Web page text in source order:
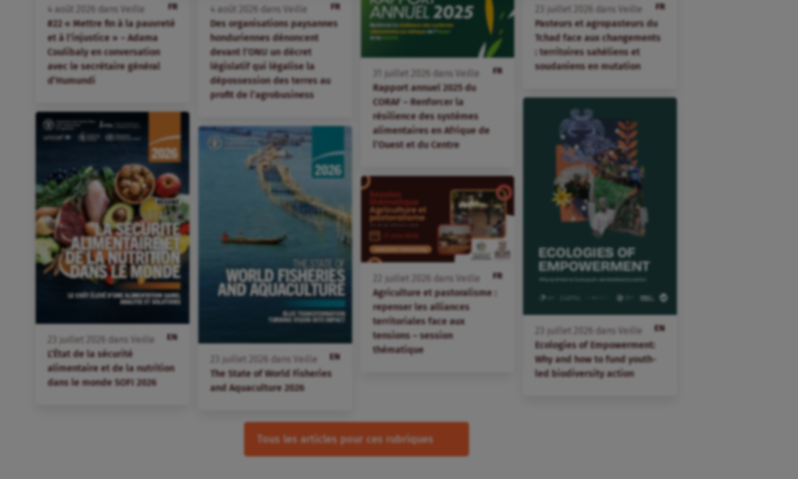
FR
4 août dans
Veille
#22 « Mettre fin à la pauvreté
et à l’injustice » – Adama
Coulibaly en conversation
avec le secrétaire général
d’Humundi
FR
4 août dans
Veille
Des organisations paysannes
honduriennes dénoncent
devant l’ONU un décret
législatif qui légalise la
dépossession des terres au
profit de l’agrobusiness
FR
juillet dans
Veille
Rapport annuel 2025 du
CORAF – Renforcer la
résilience des systèmes
alimentaires en Afrique de
l’Ouest et du Centre
FR
juillet dans
Veille
Pasteurs et agropasteurs du
Tchad face aux changements
: territoires sahéliens et
soudaniens en mutation
EN
juillet dans
Veille
Ecologies of Empowerment:
Why and how to fund youth-
led biodiversity action
EN
juillet dans
Veille
L’État de la sécurité
alimentaire et de la nutrition
dans le monde SOFI 2026
EN
juillet dans
Veille
The State of World Fisheries
and Aquaculture 2026
FR
juillet dans
Veille
Agriculture et pastoralisme :
repenser les alliances
territoriales face aux
tensions – session
thématique
Tous les articles pour ces rubriques